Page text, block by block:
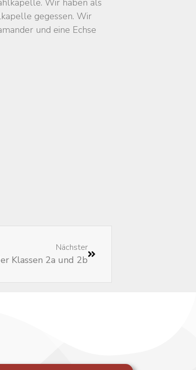
Wir haben als
gegessen. Wir
und eine Echse
Nächster
Klassen 2a und 2b